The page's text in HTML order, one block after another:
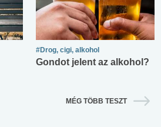
#Drog, cigi, alkohol
Gondot jelent az alkohol?
MÉG TÖBB TESZT